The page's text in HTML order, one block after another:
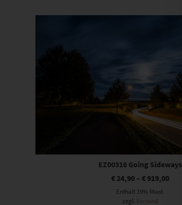
Dieses Produkt weist mehrere Varianten auf. Die Optionen können auf der Produktseite gewählt werden
EZ00316 Going Sideways
€ 24,90 –€ 919,00
Enthält 19% Mwst.
zzgl.Versand